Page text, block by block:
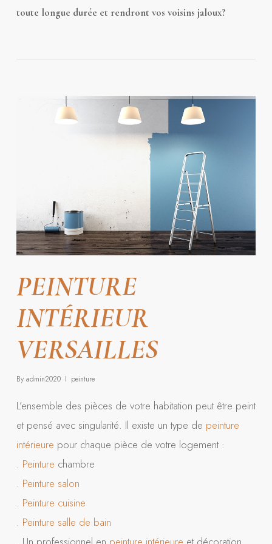
toute longue durée et rendront vos voisins jaloux?
PEINTURE
INTÉRIEUR
VERSAILLES
By admin2020 peinture
L’ensemble des pièces de votre habitation peut être peint
et pensé avec singularité. Il existe un type de peinture
intérieure pour chaque pièce de votre logement :
. Peinture chambre
. Peinture salon
. Peinture cuisine
. Peinture salle de bain